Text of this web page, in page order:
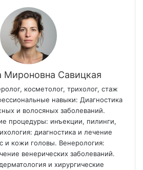
Мироновна Савицкая
косметолог, трихолог, стаж
навыки: Диагностика
и волосяных заболеваний.
процедуры: инъекции, пилинги,
диагностика и лечение
и кожи головы. Венерология:
венерических заболеваний.
и хирургические